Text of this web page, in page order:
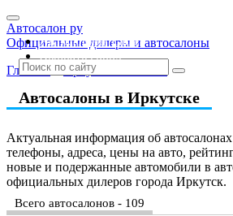
Автосалон ру
Официальные дилеры и автосалоны
Автосалоны Lada
Выбрать город
Главная » Иркутская область
Автосалоны в Иркутске
Актуальная информация об
телефоны, адреса, цены на авто,
новые и подержанные автомобили в
официальных дилеров города Иркутск.
Всего автосалонов - 109